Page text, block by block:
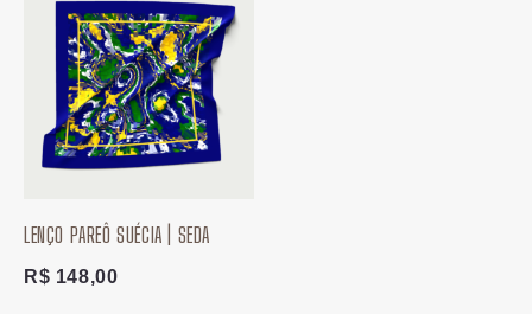
LENÇO PAREÔ SUÉCIA | SEDA
R$ 148,00